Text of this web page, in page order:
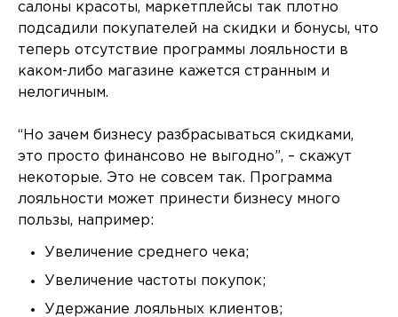
салоны красоты, маркетплейсы так плотно
подсадили покупателей на скидки и бонусы, что
теперь отсутствие программы лояльности в
каком-либо магазине кажется странным и
нелогичным.
“Но зачем бизнесу разбрасываться скидками,
это просто финансово не выгодно”, – скажут
некоторые. Это не совсем так. Программа
лояльности может принести бизнесу много
пользы, например:
Увеличение среднего чека;
Увеличение частоты покупок;
Удержание лояльных клиентов;